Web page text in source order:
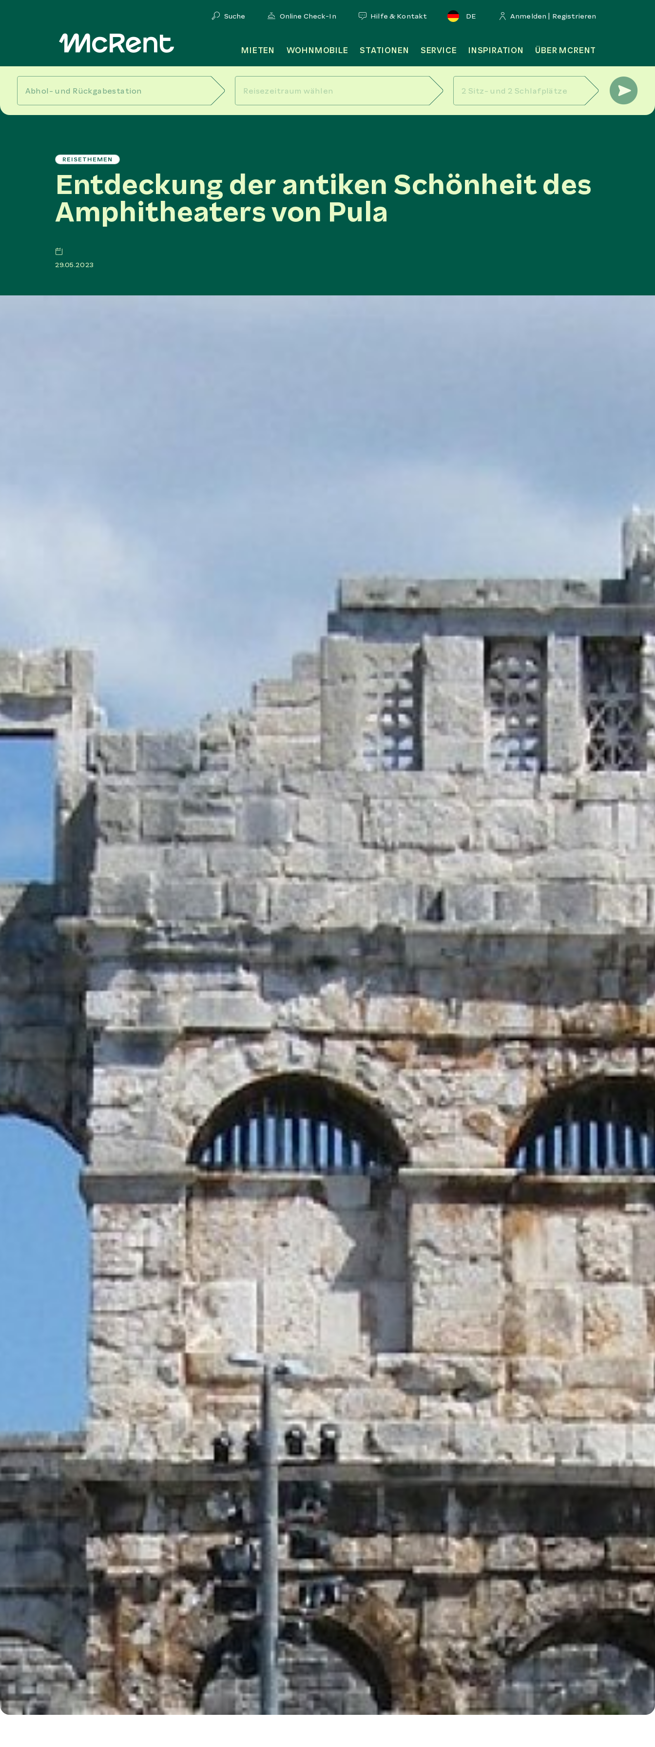
Suche Online Check-In Hilfe & Kontakt DE Anmelden | Registrieren
MIETEN WOHNMOBILE STATIONEN SERVICE INSPIRATION ÜBER MCRENT
REISETHEMEN
Entdeckung der antiken Schönheit des
Amphitheaters von Pula
29.05.2023